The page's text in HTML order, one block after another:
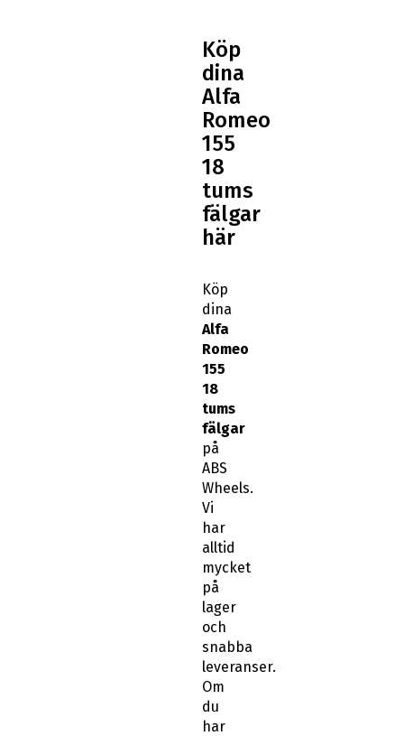
Köp
dina
Alfa
Romeo
155
18
tums
fälgar
här
Köp
dina
Alfa
Romeo
155
18
tums
fälgar
på
ABS
Wheels.
Vi
har
alltid
mycket
på
lager
och
snabba
leveranser.
Om
du
har